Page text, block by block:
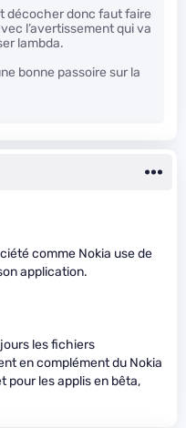
décocher donc faut faire
l’avertissement qui va
lambda.
bonne passoire sur la
comme Nokia use de
application.
les fichiers
en complément du Nokia
pour les applis en bêta,